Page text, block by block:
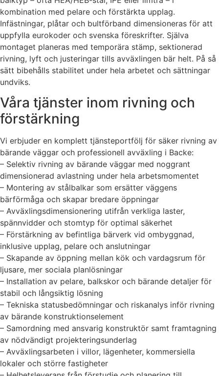
kombination med pelare och förstärkta upplag.
Infästningar, plåtar och bultförband dimensioneras för att
uppfylla eurokoder och svenska föreskrifter. Själva
montaget planeras med temporära stämp, sektionerad
rivning, lyft och justeringar tills avväxlingen bär helt. På så
sätt bibehålls stabilitet under hela arbetet och sättningar
undviks.
Våra tjänster inom rivning och
förstärkning
Vi erbjuder en komplett tjänsteportfölj för säker rivning av
bärande väggar och professionell avväxling i Backe:
– Selektiv rivning av bärande väggar med noggrant
dimensionerad avlastning under hela arbetsmomentet
– Montering av stålbalkar som ersätter väggens
bärförmåga och skapar bredare öppningar
– Avväxlingsdimensionering utifrån verkliga laster,
spännvidder och stomtyp för optimal säkerhet
– Förstärkning av befintliga bärverk vid ombyggnad,
inklusive upplag, pelare och anslutningar
– Skapande av öppning mellan kök och vardagsrum för
ljusare, mer sociala planlösningar
– Installation av pelare, balkskor och bärande detaljer för
stabil och långsiktig lösning
– Tekniska statusbedömningar och riskanalys inför rivning
av bärande konstruktionselement
– Samordning med ansvarig konstruktör samt framtagning
av nödvändigt projekteringsunderlag
– Avväxlingsarbeten i villor, lägenheter, kommersiella
lokaler och större fastigheter